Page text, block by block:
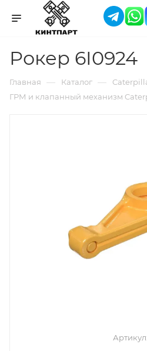
Рокер 6I0924
Главная — Каталог —
ГРМ и клапанный механизм
Артикул: